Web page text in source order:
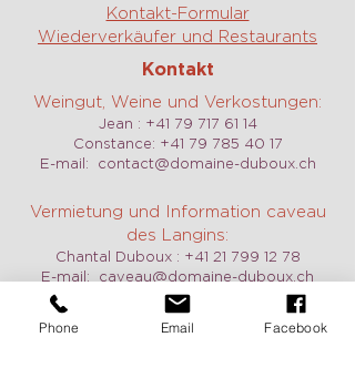
Kontakt-Formular
Wiederverkäufer und Restaurants
Kontakt
Weingut, Weine und Verkostungen:
Jean : +41 79 717 61 14
Constance: +41 79 785 40 17
E-mail:
contact@domaine-duboux.ch
Vermietung und Information caveau
des Langins:
Chantal Duboux : +41 21 799 12 78
E-mail: caveau@domaine-duboux.ch
Phone Email Facebook